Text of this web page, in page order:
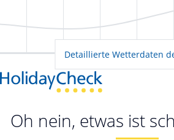
Detaillierte Wetterdaten
Oh nein, etwas ist